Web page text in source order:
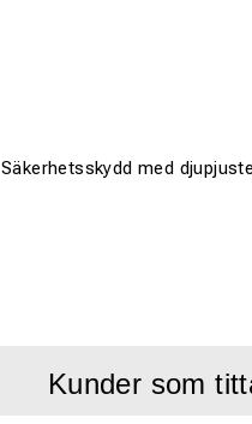
Säkerhetsskydd med
Kunder som